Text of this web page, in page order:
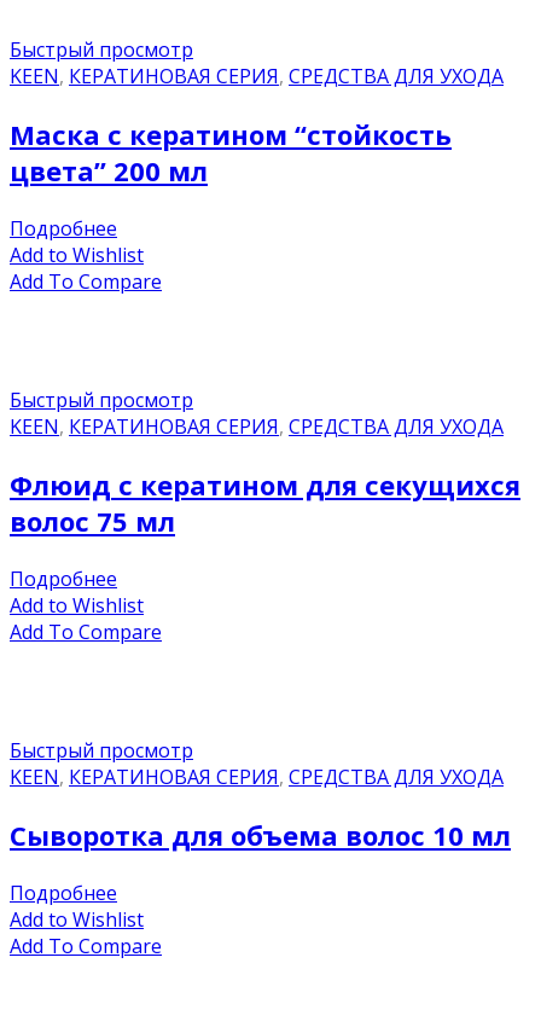
Быстрый просмотр
KEEN, КЕРАТИНОВАЯ СЕРИЯ, СРЕДСТВА ДЛЯ УХОДА
Маска с кератином “стойкость
цвета” 200 мл
Подробнее
Add to Wishlist
Add To Compare
Быстрый просмотр
KEEN, КЕРАТИНОВАЯ СЕРИЯ, СРЕДСТВА ДЛЯ УХОДА
Флюид с кератином для секущихся
волос 75 мл
Подробнее
Add to Wishlist
Add To Compare
Быстрый просмотр
KEEN, КЕРАТИНОВАЯ СЕРИЯ, СРЕДСТВА ДЛЯ УХОДА
Сыворотка для объема волос 10 мл
Подробнее
Add to Wishlist
Add To Compare